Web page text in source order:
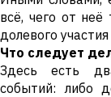
всё, чего от
долевого
Что следует
Здесь есть
событий: либо